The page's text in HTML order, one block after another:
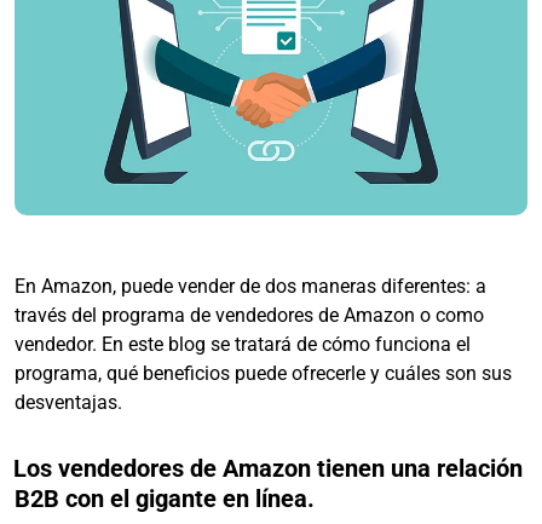
En Amazon, puede vender de dos maneras diferentes: a
través del programa de vendedores de Amazon o como
vendedor. En este blog se tratará de cómo funciona el
programa, qué beneficios puede ofrecerle y cuáles son sus
desventajas.
Los vendedores de Amazon tienen una relación
B2B con el gigante en línea.